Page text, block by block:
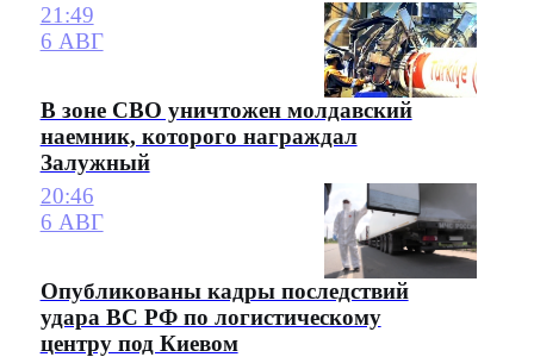
21:49
6 АВГ
В зоне СВО уничтожен молдавский
наемник, которого награждал
Залужный
20:46
6 АВГ
Опубликованы кадры последствий
удара ВС РФ по логистическому
центру под Киевом